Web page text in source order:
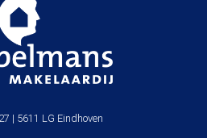
| 5611 LG Eindhoven